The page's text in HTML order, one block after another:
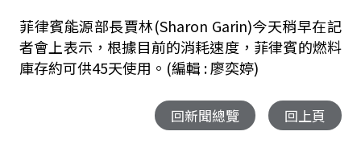
菲律賓能源部長賈林(Sharon Garin)今天稍早在記
者會上表示，根據目前的消耗速度，菲律賓的燃料
庫存約可供45天使用。 (編輯 : 廖奕婷)
回新聞總覽 回上頁